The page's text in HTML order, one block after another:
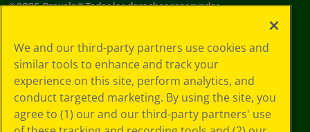
©2026Crayola® Todos los derechos reservados.
de privacidad
Política de
privacidad
Términos de SMS
GDPR
Aviso de
We and our third-party partners use cookies and
similar tools to enhance and track your
experience on this site, perform analytics, and
conduct targeted marketing. By using the site, you
agree to (1) our and our third-party partners' use